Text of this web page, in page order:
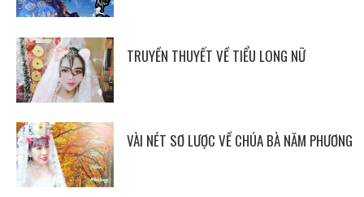
TRUYỀN THUYẾT VỀ TIỂU LONG NỮ
VÀI NÉT SƠ LƯỢC VỀ CHÚA BÀ NĂM PHƯƠNG